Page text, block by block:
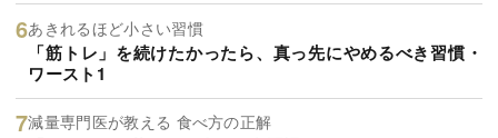
あきれるほど小さい習慣
「筋トレ」を続けたかったら、真っ先にやめるべき習慣・
ワースト1
減量専門医が教える 食べ方の正解